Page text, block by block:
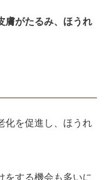
膚がたるみ、ほうれ
化を促進し、ほうれ
をする機会も多いに